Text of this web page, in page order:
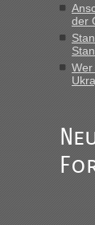
Recht,
gebrauchter
„Vielen Dank,
gab es keine
fast 11
„Am besten
der
Wer